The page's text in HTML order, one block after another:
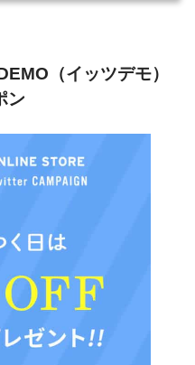
（イッツデモ）
ン